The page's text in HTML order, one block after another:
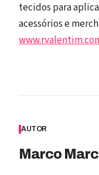
tecidos para
acessórios e
AUTOR
Marco